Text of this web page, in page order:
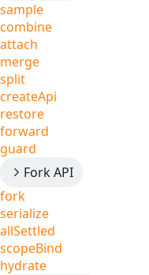
sample
combine
attach
merge
split
createApi
restore
forward
guard
Fork API
fork
serialize
allSettled
scopeBind
hydrate